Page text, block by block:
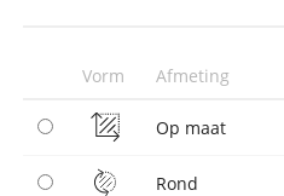
Vorm Afmeting
Op maat
Rond